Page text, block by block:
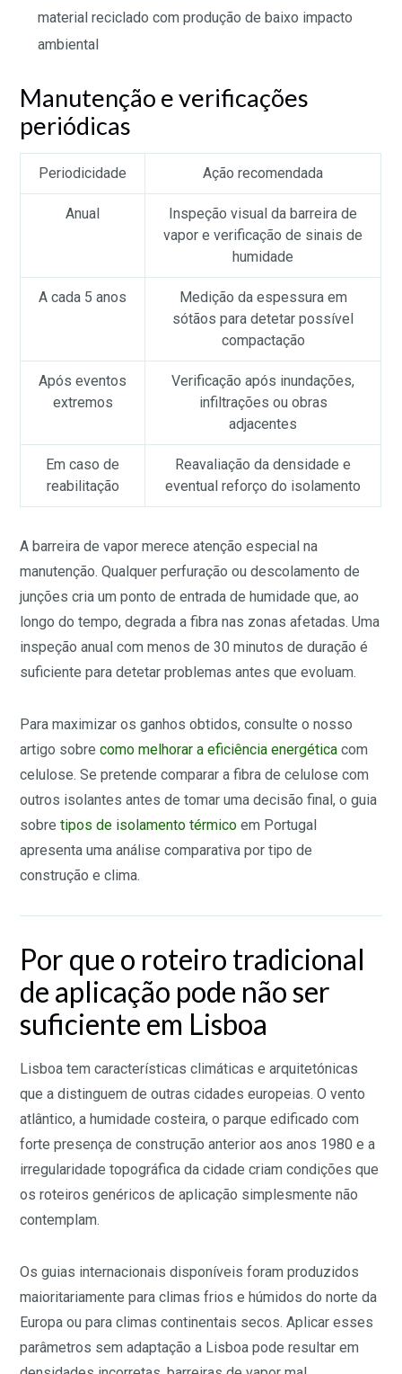
material reciclado com produção de baixo impacto
ambiental
Manutenção e verificações
periódicas
Periodicidade Ação recomendada
Anual
Inspeção visual da barreira de
vapor e verificação de sinais de
humidade
A cada 5 anos
Medição da espessura em
sótãos para detetar possível
compactação
Após eventos
extremos
Verificação após inundações,
infiltrações ou obras
adjacentes
Em caso de
reabilitação
Reavaliação da densidade e
eventual reforço do isolamento
A barreira de vapor merece atenção especial na
manutenção. Qualquer perfuração ou descolamento de
junções cria um ponto de entrada de humidade que, ao
longo do tempo, degrada a fibra nas zonas afetadas. Uma
inspeção anual com menos de 30 minutos de duração é
suficiente para detetar problemas antes que evoluam.
Para maximizar os ganhos obtidos, consulte o nosso
artigo sobrecomo melhorar a eficiência energética com
celulose. Se pretende comparar a fibra de celulose com
outros isolantes antes de tomar uma decisão final, o guia
sobretipos de isolamento térmico em Portugal
apresenta uma análise comparativa por tipo de
construção e clima.
Por que o roteiro tradicional
de aplicação pode não ser
suficiente em Lisboa
Lisboa tem características climáticas e arquitetónicas
que a distinguem de outras cidades europeias. O vento
atlântico, a humidade costeira, o parque edificado com
forte presença de construção anterior aos anos 1980 e a
irregularidade topográfica da cidade criam condições que
os roteiros genéricos de aplicação simplesmente não
contemplam.
Os guias internacionais disponíveis foram produzidos
maioritariamente para climas frios e húmidos do norte da
Europa ou para climas continentais secos. Aplicar esses
parâmetros sem adaptação a Lisboa pode resultar em